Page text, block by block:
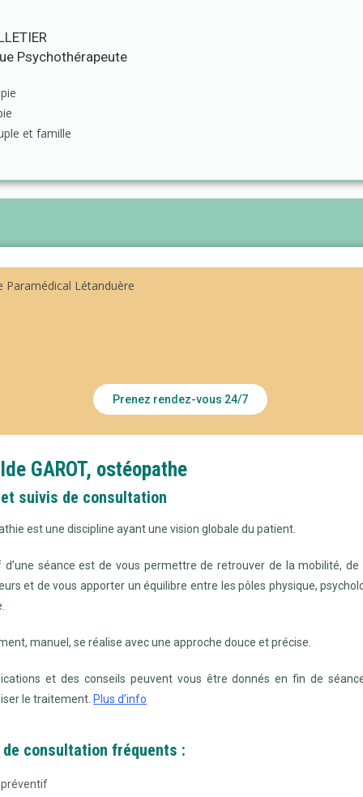
Psychothérapeute
et famille
Prenez rendez-vous 24/7
GAROT, ostéopathe
suivis de consultation
est une discipline ayant une vision globale du patient.
d’une séance est de vous permettre de retrouver de la mobilité, de
et de vous apporter un équilibre entre les pôles physique,
manuel, se réalise avec une approche douce et précise.
et des conseils peuvent vous être donnés en fin de
le traitement. Plus d’info
consultation fréquents :